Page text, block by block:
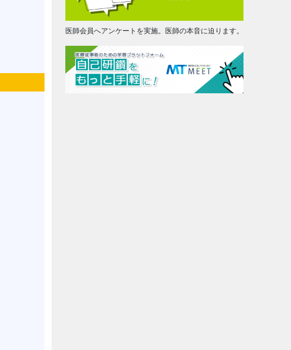
医師会員へアンケートを実施。医師の本音に迫ります。